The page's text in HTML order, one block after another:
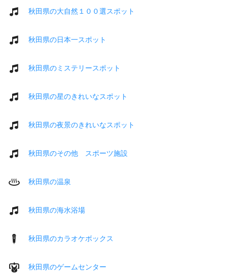
秋田県の大自然１００選スポット
秋田県の日本一スポット
秋田県のミステリースポット
秋田県の星のきれいなスポット
秋田県の夜景のきれいなスポット
秋田県のその他 スポーツ施設
秋田県の温泉
秋田県の海水浴場
秋田県のカラオケボックス
秋田県のゲームセンター